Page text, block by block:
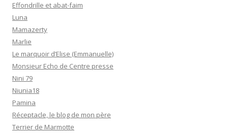
Effondrille et abat-faim
Luna
Mamazerty
Marlie
Le marquoir d’Elise (Emmanuelle)
Monsieur Echo de Centre presse
Nini 79
Niunia18
Pamina
Réceptacle, le blog de mon père
Terrier de Marmotte